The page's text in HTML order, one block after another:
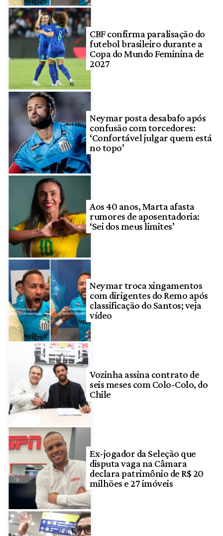
CBF confirma paralisação do
futebol brasileiro durante a
Copa do Mundo Feminina de
2027
Neymar posta desabafo após
confusão com torcedores:
‘Confortável julgar quem está
no topo’
Aos 40 anos, Marta afasta
rumores de aposentadoria:
‘Sei dos meus limites’
Neymar troca xingamentos
com dirigentes do Remo após
classificação do Santos; veja
vídeo
Vozinha assina contrato de
seis meses com Colo-Colo, do
Chile
Ex-jogador da Seleção que
disputa vaga na Câmara
declara patrimônio de R$ 20
milhões e 27 imóveis